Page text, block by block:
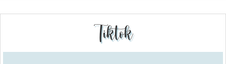
Tiktok